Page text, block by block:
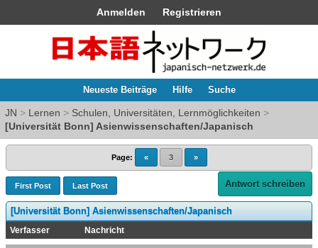
Anmelden Registrieren
Neueste Beiträge Hilfe Suche
JN > Lernen > Schulen, Universitäten, Lernmöglichkeiten >
[Universität Bonn] Asienwissenschaften/Japanisch
Page: « 3 »
First Post Last Post Antwort schreiben
[Universität Bonn] Asienwissenschaften/Japanisch
Verfasser Nachricht